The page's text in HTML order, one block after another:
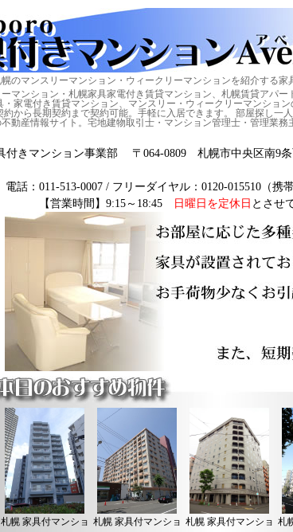
のマンスリーマンション・ウィークリーマンションを紹介する家
マンション・札幌家具家電付き賃貸マンション、札幌賃貸アパ
家電付き賃貸マンション、マンスリー・ウィークリーマンショ
から長期契約まで契約可能。手軽に入居できます。 部屋探し一
動産情報サイト。宅地建物取引士・マンション管理士・管理業
付きマンション事業部 〒064-0809 札幌市中央区南9
電話：011-513-0007 / フリーダイヤル：0120-015510（携
【営業時間】9:15～18:45
日曜日を定休日 とさせ
札幌 家具付マンショ 札幌 家具付マンショ 札幌 家具付マンショ 札